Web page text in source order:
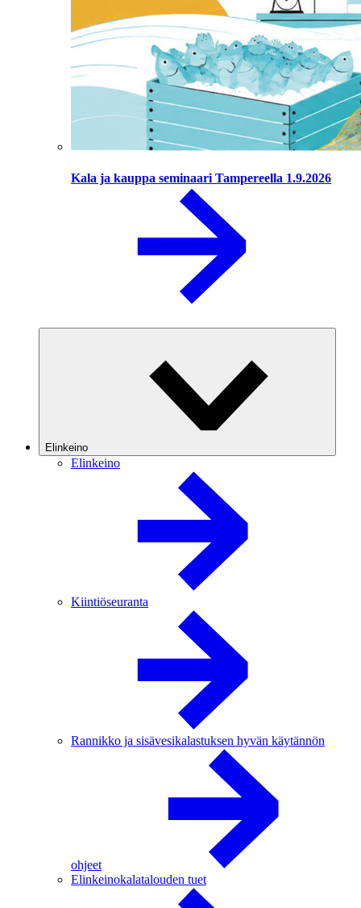
Kala ja kauppa seminaari Tampereella 1.9.2026
Elinkeino
Elinkeino
Kiintiöseuranta
Rannikko ja sisävesikalastuksen hyvän käytännön
ohjeet
Elinkeinokalatalouden tuet